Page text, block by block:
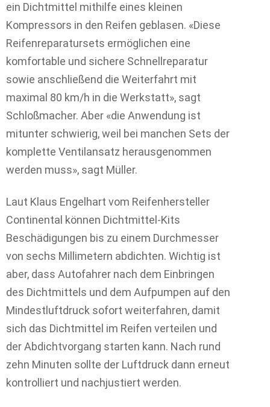
ein Dichtmittel mithilfe eines kleinen
Kompressors in den Reifen geblasen. «Diese
Reifenreparatursets ermöglichen eine
komfortable und sichere Schnellreparatur
sowie anschließend die Weiterfahrt mit
maximal 80 km/h in die Werkstatt», sagt
Schloßmacher. Aber «die Anwendung ist
mitunter schwierig, weil bei manchen Sets der
komplette Ventilansatz herausgenommen
werden muss», sagt Müller.
Laut Klaus Engelhart vom Reifenhersteller
Continental können Dichtmittel-Kits
Beschädigungen bis zu einem Durchmesser
von sechs Millimetern abdichten. Wichtig ist
aber, dass Autofahrer nach dem Einbringen
des Dichtmittels und dem Aufpumpen auf den
Mindestluftdruck sofort weiterfahren, damit
sich das Dichtmittel im Reifen verteilen und
der Abdichtvorgang starten kann. Nach rund
zehn Minuten sollte der Luftdruck dann erneut
kontrolliert und nachjustiert werden.